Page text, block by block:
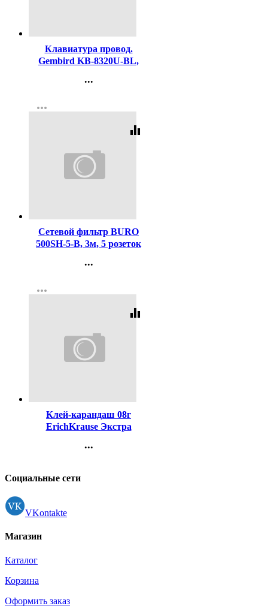
Клавиатура провод.
Gembird KB-8320U-BL,
...
Регистрация
more_horiz
equalizer
Сетевой фильтр BURO
500SH-5-B, 3м, 5 розеток
...
Регистрация
more_horiz
equalizer
Клей-карандаш 08г
ErichKrause Экстра
...
Регистрация
Социальные сети
VKontakte
Магазин
Каталог
Корзина
Оформить заказ